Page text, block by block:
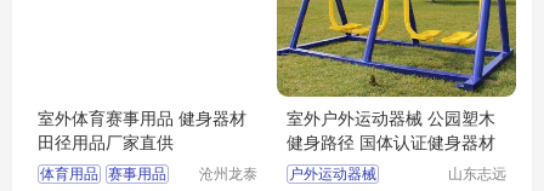
室外体育赛事用品 健身器材
田径用品厂家直供
体育用品 赛事用品
沧州龙泰
室外户外运动器械 公园塑木
健身路径 国体认证健身器材
户外运动器械
山东志远